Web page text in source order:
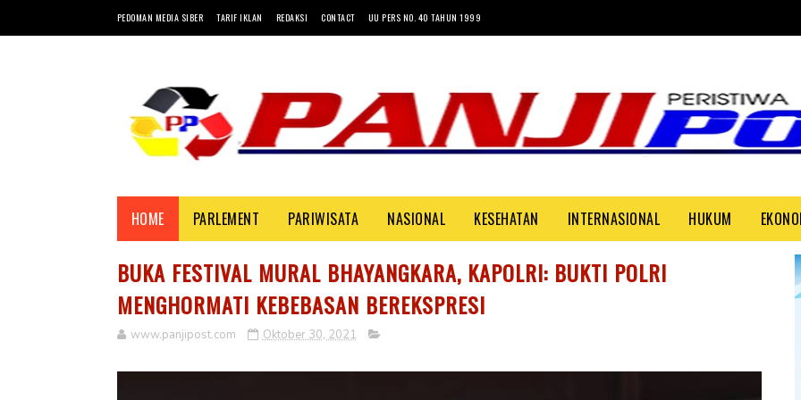
PEDOMAN MEDIA SIBER TARIF IKLAN REDAKSI CONTACT UU PERS NO. 40 TAHUN 1999
HOME PARLEMENT PARIWISATA NASIONAL KESEHATAN INTERNASIONAL HUKUM
BUKA FESTIVAL MURAL BHAYANGKARA, KAPOLRI: BUKTI POLRI
MENGHORMATI KEBEBASAN BEREKSPRESI
www.panjipost.com Oktober 30, 2021